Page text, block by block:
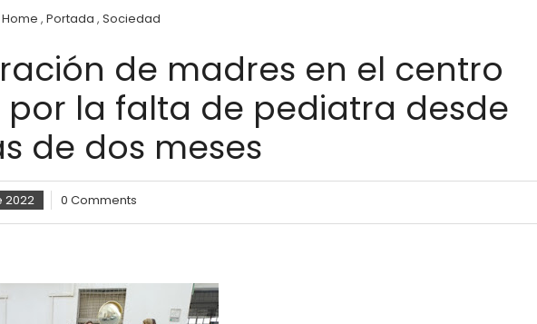
Home , Portada , Sociedad
de madres en el centro
por la falta de pediatra desde
de dos meses
2022 0 Comments